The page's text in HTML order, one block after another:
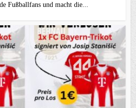
Fußballfans und macht die...